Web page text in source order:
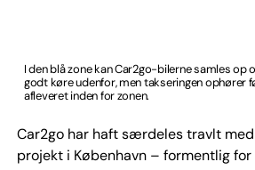
I den blå zone kan Car2go-bilerne samles op
godt køre udenfor, men takseringen ophører
afleveret inden for zonen.
Car2go har haft særdeles travlt
projekt i København – formentlig